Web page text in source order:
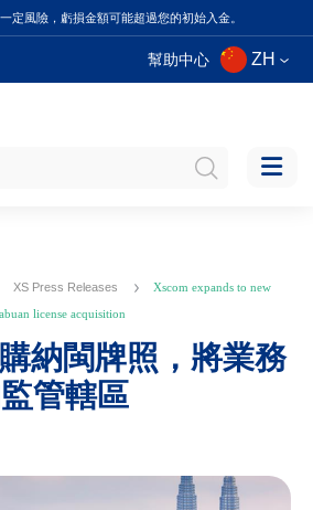
定風險，虧損金額可能超過您的初始入金。
幫助中心 ZH
XS Press Releases
Xscom expands to new
license acquisition
納閩牌照，將業務
管轄區